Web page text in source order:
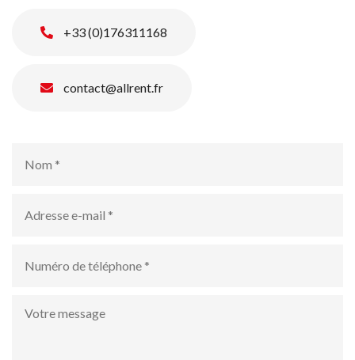
+33 (0)176311168
contact@allrent.fr
message